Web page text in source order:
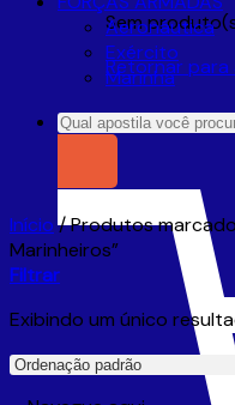
Sem
Retornar para
Aeronáutica
Exército
Marinha
Pesquisar
Início /Produtos
Marinheiros”
Filtrar
Exibindo um único